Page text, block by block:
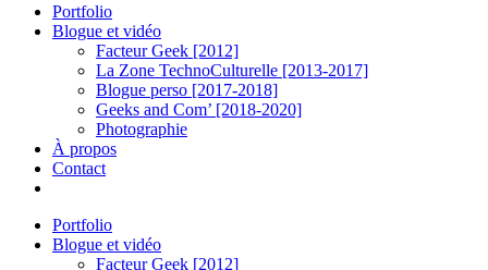
Menu
Portfolio
Blogue et vidéo
Facteur Geek [2012]
La Zone TechnoCulturelle [2013-2017]
Blogue perso [2017-2018]
Geeks and Com’ [2018-2020]
Photographie
À propos
Contact
Portfolio
Blogue et vidéo
Facteur Geek [2012]